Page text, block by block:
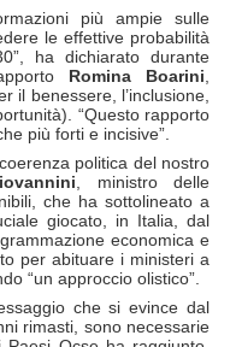
più ampie sulle
le effettive probabilità
ha dichiarato durante
Romina Boarini
il benessere, l’inclusione,
“Questo rapporto
più forti e incisive”.
politica del nostro
, ministro delle
che ha sottolineato a
giocato, in Italia, dal
economica e
per abituare i ministeri a
“un approccio olistico”.
che si evince dal
rimasti, sono necessarie